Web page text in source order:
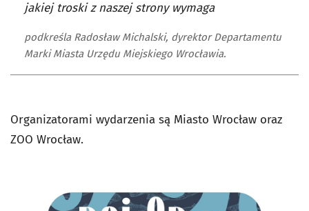
jakiej troski z naszej strony wymaga
podkreśla Radosław Michalski, dyrektor Departamentu
Marki Miasta Urzędu Miejskiego Wrocławia.
Organizatorami wydarzenia są Miasto Wrocław oraz
ZOO Wrocław.